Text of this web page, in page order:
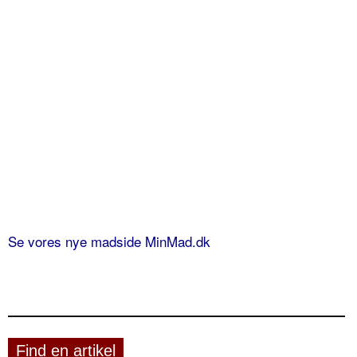
Se vores nye madside MinMad.dk
Find en artikel